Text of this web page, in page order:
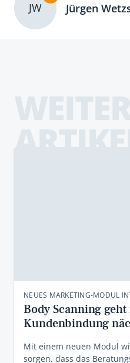
JW Jürgen
NEUES MARKETING-MODUL
Body Scanning
Kundenbindung
Mit einem neuen Modul
sorgen, dass das